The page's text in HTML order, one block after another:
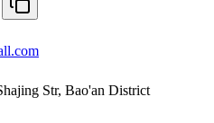
Str, Bao'an District